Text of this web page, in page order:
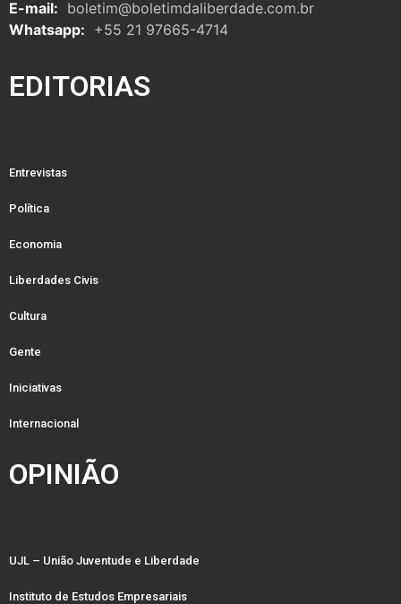
E-mail: boletim@boletimdaliberdade.com.br
Whatsapp: +55 21 97665-4714
EDITORIAS
Entrevistas
Política
Economia
Liberdades Civis
Cultura
Gente
Iniciativas
Internacional
OPINIÃO
UJL – União Juventude e Liberdade
Instituto de Estudos Empresariais